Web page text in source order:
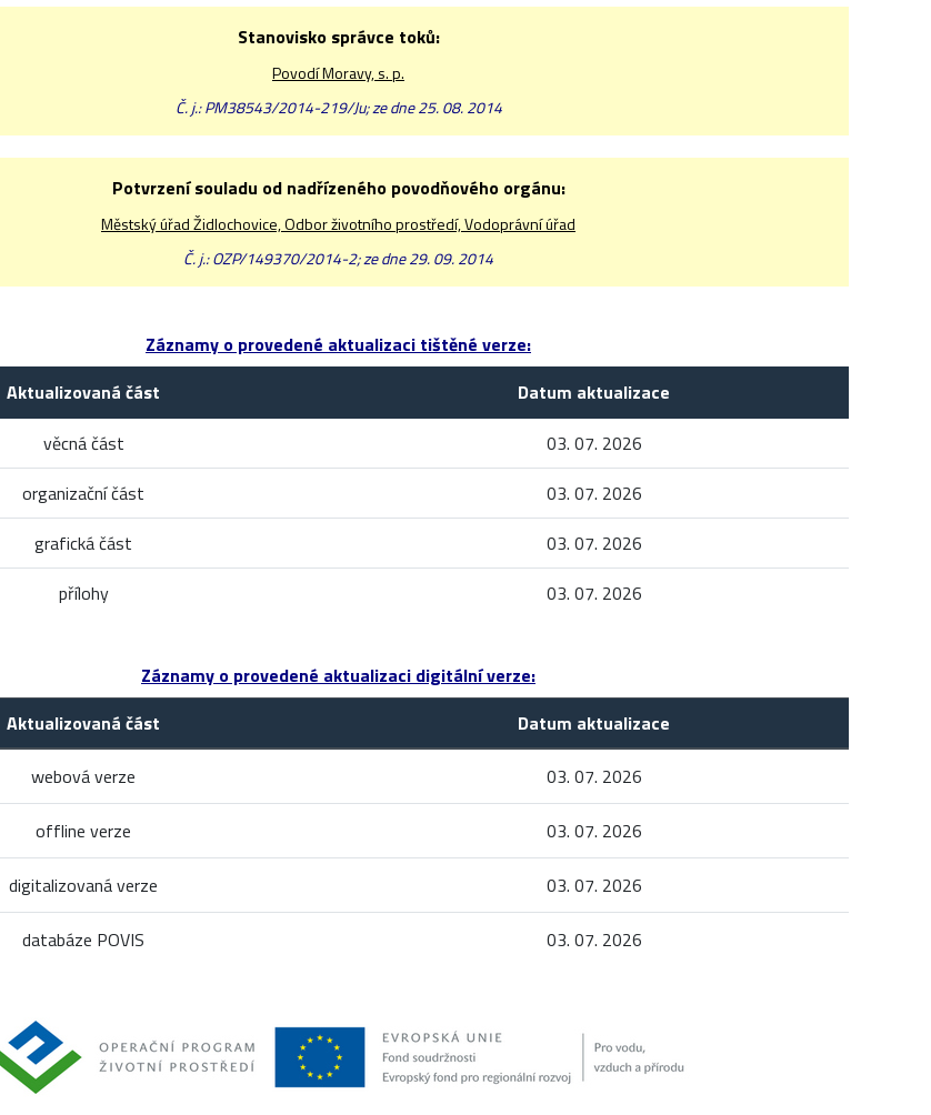
Stanovisko správce toků:
Povodí Moravy, s. p.
Č. j.: PM38543/2014-219/Ju; ze dne 25. 08. 2014
Potvrzení souladu od nadřízeného povodňového orgánu:
Městský úřad Židlochovice, Odbor životního prostředí, Vodoprávní úřad
Č. j.: OZP/149370/2014-2; ze dne 29. 09. 2014
Záznamy o provedené aktualizaci tištěné verze:
Aktualizovaná část
Datum aktualizace
věcná část
03. 07. 2026
organizační část
03. 07. 2026
grafická část
03. 07. 2026
přílohy
03. 07. 2026
Záznamy o provedené aktualizaci digitální verze:
Aktualizovaná část
Datum aktualizace
webová verze
03. 07. 2026
offline verze 03. 07. 2026
digitalizovaná verze 03. 07. 2026
databáze POVIS 03. 07. 2026